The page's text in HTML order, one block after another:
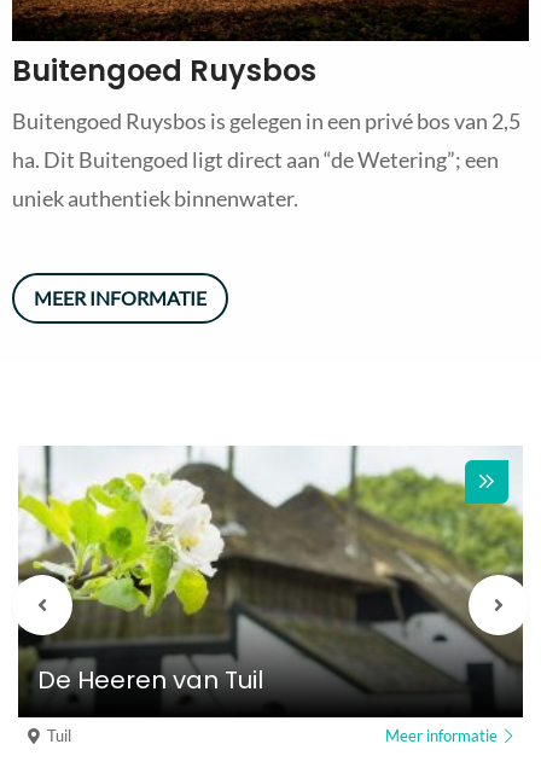
Buitengoed Ruysbos
Buitengoed Ruysbos is gelegen in een privé bos van 2,5
ha. Dit Buitengoed ligt direct aan “de Wetering”; een
uniek authentiek binnenwater.
MEER INFORMATIE
Vorige
berichten
De Heeren van Tuil
Tuil Meer informatie